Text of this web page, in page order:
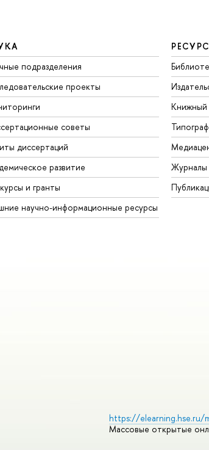
подразделения
проекты
советы
диссертаций
развитие
и гранты
научно-информационные ресурсы
Книжный
https://elearning.hse.ru/
Массовые открытые